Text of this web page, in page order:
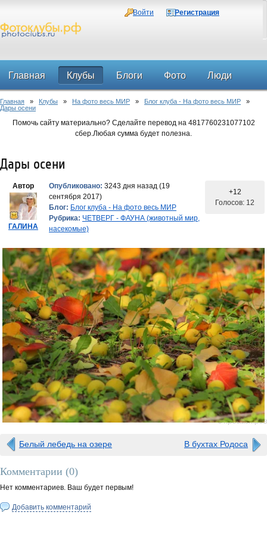
Войти Регистрация
Главная Клубы Блоги Фото Люди
Форум
Главная » Клубы » На фото весь МИР » Блог клуба - На фото весь МИР »
Дары осени
Помочь сайту материально? Сделайте перевод на 4817760231077102
сбер.Любая сумма будет полезна.
Дары осени
Автор
ГАЛИНА
Опубликовано: 3243 дня назад (19
сентября 2017)
Блог: Блог клуба - На фото весь МИР
Рубрика: ЧЕТВЕРГ - ФАУНА (животный мир,
насекомые)
+12
Голосов: 12
0 просмотров
Белый лебедь на озере В бухтах Родоса
Комментарии (0)
Нет комментариев. Ваш будет первым!
Добавить комментарий